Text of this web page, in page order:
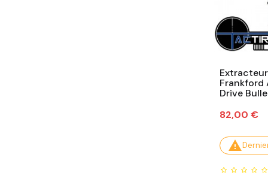
Frankford
Drive
Prix
82,00 €
